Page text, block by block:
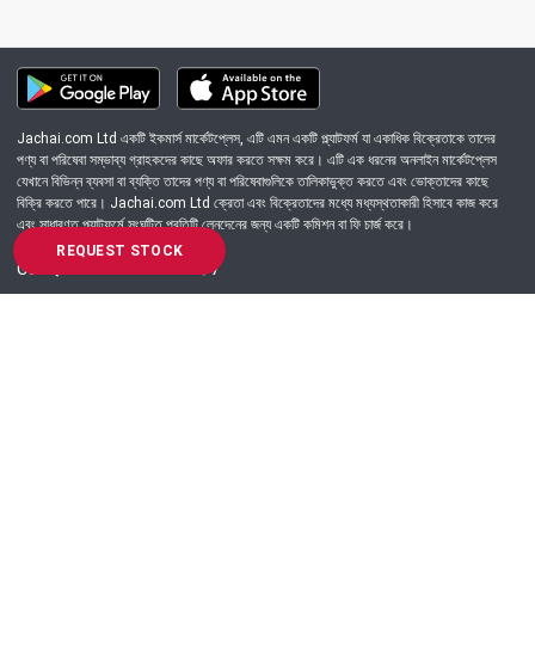
REQUEST STOCK
Jachai.com Ltd একটি ইকমার্স মার্কেটপ্লেস, এটি এমন একটি প্ল্যাটফর্ম যা একাধিক বিক্রেতাকে তাদের
পণ্য বা পরিষেবা সম্ভাব্য গ্রাহকদের কাছে অফার করতে সক্ষম করে। এটি এক ধরনের অনলাইন মার্কেটপ্লেস
যেখানে বিভিন্ন ব্যবসা বা ব্যক্তি তাদের পণ্য বা পরিষেবাগুলিকে তালিকাভুক্ত করতে এবং ভোক্তাদের কাছে
বিক্রি করতে পারে। Jachai.com Ltd ক্রেতা এবং বিক্রেতাদের মধ্যে মধ্যস্থতাকারী হিসাবে কাজ করে
এবং সাধারণত প্ল্যাটফর্মে সংঘটিত প্রতিটি লেনদেনের জন্য একটি কমিশন বা ফি চার্জ করে।
Got Question? Call us 24/7